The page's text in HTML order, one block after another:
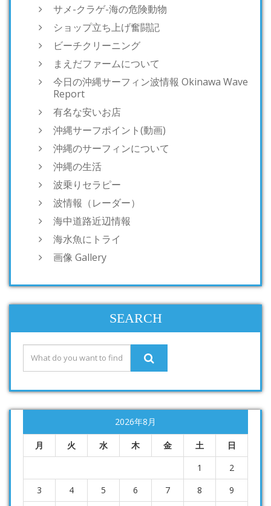
サメ-クラゲ-海の危険動物
ショップ立ち上げ奮闘記
ビーチクリーニング
まえだファームについて
今日の沖縄サーフィン波情報 Okinawa Wave
Report
有名な安いお店
沖縄サーフポイント(動画)
沖縄のサーフィンについて
沖縄の生活
波乗りセラピー
波情報（レーダー）
海中道路近辺情報
海水魚にトライ
画像 Gallery
SEARCH
2026年8月
月 火 水 木 金 土
日
1
2
3
4 5 6 7 8 9